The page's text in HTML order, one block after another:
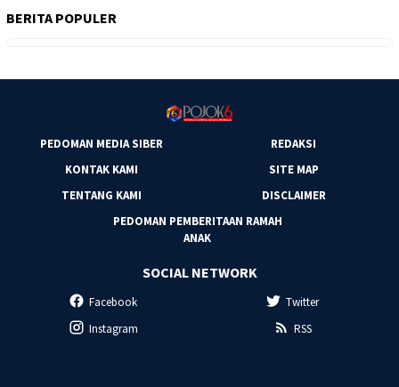
BERITA POPULER
PEDOMAN MEDIA SIBER
REDAKSI
KONTAK KAMI
SITE MAP
TENTANG KAMI
DISCLAIMER
PEDOMAN PEMBERITAAN RAMAH
ANAK
SOCIAL NETWORK
Facebook
Twitter
Instagram
RSS